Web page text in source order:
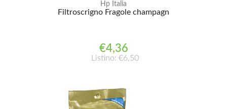
Hp Italia
Filtroscrigno Fragole champagn
€4,36
Listino: €6,50